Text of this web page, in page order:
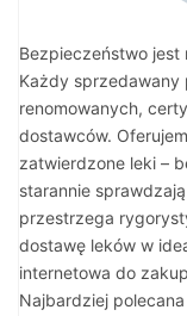
Bezpieczeństwo
Każdy
renomowanych,
dostawców.
zatwierdzone leki –
starannie
przestrzega
dostawę leków w
internetowa do
Najbardziej